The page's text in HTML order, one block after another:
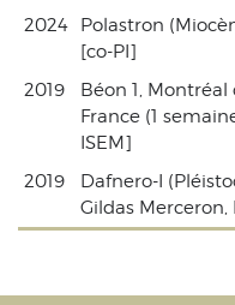
2024
Polastron
[co-PI]
2019
Béon 1,
France (1
ISEM]
2019
Dafnero-I
Gildas Merceron,